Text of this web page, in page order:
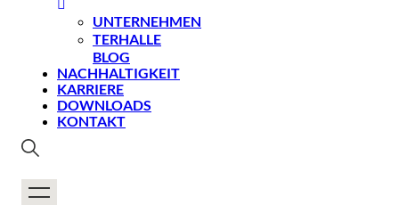
UNTERNEHMEN
TERHALLE
BLOG
NACHHALTIGKEIT
KARRIERE
DOWNLOADS
KONTAKT